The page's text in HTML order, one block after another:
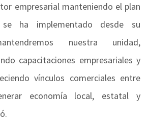
empresarial manteniendo el plan
ha implementado desde su
nuestra unidad,
capacitaciones empresariales y
vínculos comerciales entre
economía local, estatal y